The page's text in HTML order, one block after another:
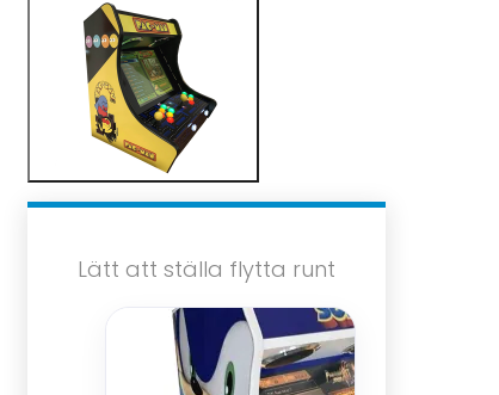
Lätt att ställa flytta runt